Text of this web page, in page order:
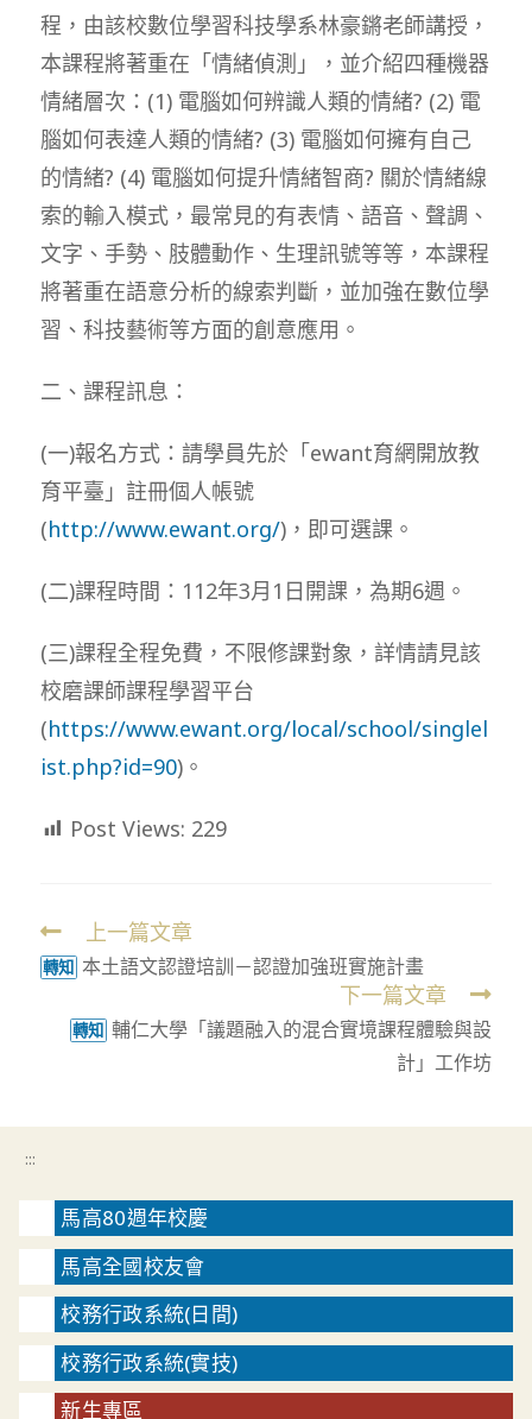
程，由該校數位學習科技學系林豪鏘老師講授，
本課程將著重在「情緒偵測」，並介紹四種機器
情緒層次：(1) 電腦如何辨識人類的情緒? (2) 電
腦如何表達人類的情緒? (3) 電腦如何擁有自己
的情緒? (4) 電腦如何提升情緒智商? 關於情緒線
索的輸入模式，最常見的有表情、語音、聲調、
文字、手勢、肢體動作、生理訊號等等，本課程
將著重在語意分析的線索判斷，並加強在數位學
習、科技藝術等方面的創意應用。
二、課程訊息：
(一)報名方式：請學員先於「ewant育網開放教
育平臺」註冊個人帳號
(http://www.ewant.org/)，即可選課。
(二)課程時間：112年3月1日開課，為期6週。
(三)課程全程免費，不限修課對象，詳情請見該
校磨課師課程學習平台
(https://www.ewant.org/local/school/singlel
ist.php?id=90)。
Post Views: 229
Read
more
上一篇文章
轉知 本土語文認證培訓－認證加強班實施計畫
下一篇文章
轉知 輔仁大學「議題融入的混合實境課程體驗與設
計」工作坊
:::
馬高80週年校慶
馬高全國校友會
校務行政系統(日間)
校務行政系統(實技)
新生專區